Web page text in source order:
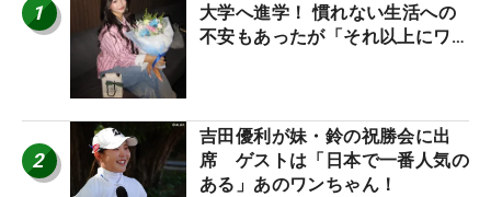
1
大学へ進学！ 慣れない生活への
不安もあったが「それ以上にワク
2
吉田優利が妹・鈴の祝勝会に出
席 ゲストは「日本で一番人気の
ある」あのワンちゃん！